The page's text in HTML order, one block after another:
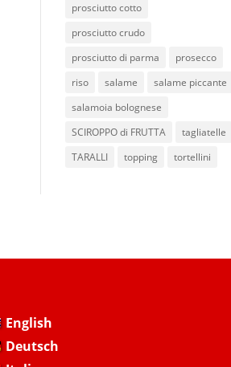
prosciutto cotto
prosciutto crudo
prosciutto di parma
prosecco
riso
salame
salame piccante
salamoia bolognese
SCIROPPO di FRUTTA
tagliatelle
TARALLI
topping tortellini
English
Deutsch